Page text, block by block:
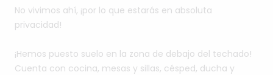
No vivimos ahí​,​ ¡por lo que estarás en absoluta
privacidad!
¡Hemos puesto suelo en la zona de debajo del techado!
Cuenta con cocina​,​ mesas y sillas​,​ césped​,​ ducha y